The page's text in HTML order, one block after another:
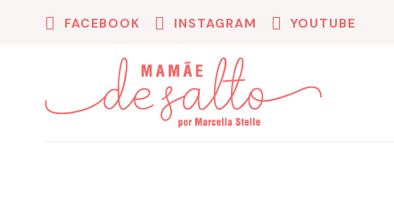
FACEBOOK INSTAGRAM YOUTUBE